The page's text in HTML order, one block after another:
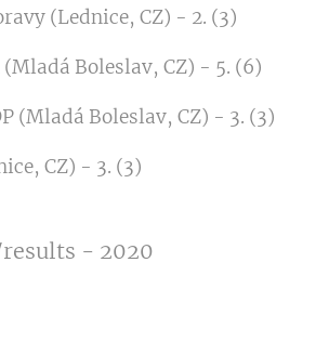
(Lednice, CZ) - 2. (3)
Boleslav, CZ) - 5. (6)
(Mladá Boleslav, CZ) - 3. (3)
CZ) - 3. (3)
- 2020